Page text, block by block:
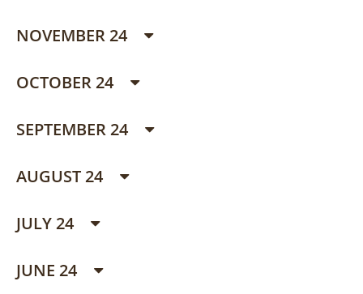
NOVEMBER 24
OCTOBER 24
SEPTEMBER 24
AUGUST 24
JULY 24
JUNE 24